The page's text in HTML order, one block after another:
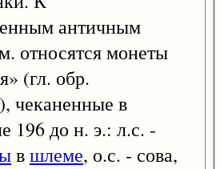
античным
относятся монеты
(гл. обр.
), чеканенные в
196 до н. э.: л.с. -
вшлеме, о.с. - сова,